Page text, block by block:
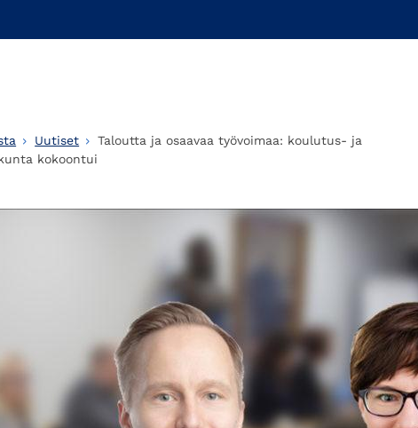
Uutiset
Taloutta ja osaavaa työvoimaa: koulutus- ja
kokoontui